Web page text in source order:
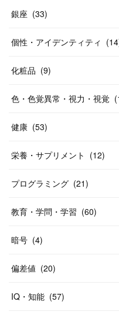
銀座 (33)
個性・アイデンティティ (14
化粧品 (9)
色・色覚異常・視力・視覚 (
健康 (53)
栄養・サプリメント (12)
プログラミング (21)
教育・学問・学習 (60)
暗号 (4)
偏差値 (20)
IQ・知能 (57)